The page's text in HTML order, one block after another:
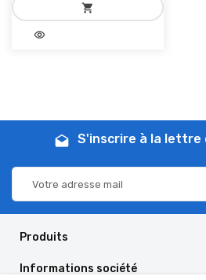
shopping_cart
add_shopping_cartvisibility
drafts S'inscrire à la
Produits
Informations société